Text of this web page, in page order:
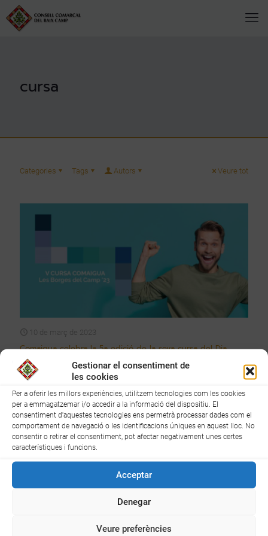
Gestionar el consentiment de
les cookies
Per a oferir les millors experiències, utilitzem tecnologies com les cookies
per a emmagatzemar i/o accedir a la informació del dispositiu. El
consentiment d'aquestes tecnologies ens permetrà processar dades com el
comportament de navegació o les identificacions úniques en aquest lloc. No
consentir o retirar el consentiment, pot afectar negativament unes certes
característiques i funcions.
Acceptar
Denegar
Veure preferències
cursa
Categories Tags Autors Veure tot
10 de març de 2023
Comaigua celebra la 5a edició de la seva cursa del Dia
Mundial de l’Aigua a les Borges del Camp
Comaigua, companyia referent en la gestió del cicle de l'aigua i de
serveis mediambientals al Baix Camp, constituïda pel Consell
Comarcal del Baix Camp i Sorea, celebrarà la 5a edició de “La cursa
Comaigua” el pròxim 26 de març a les Borges del Camp.
8 Llegir més